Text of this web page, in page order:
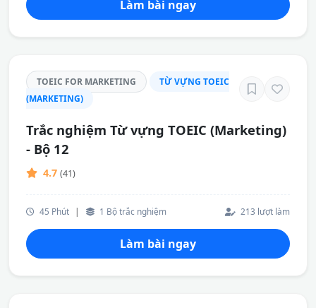
Làm bài ngay
TOEIC FOR MARKETING
TỪ VỰNG TOEIC
(MARKETING)
Trắc nghiệm Từ vựng TOEIC (Marketing)
- Bộ 12
4.7 (41)
45 Phút | 1 Bộ trắc nghiệm 213 lượt làm
Làm bài ngay